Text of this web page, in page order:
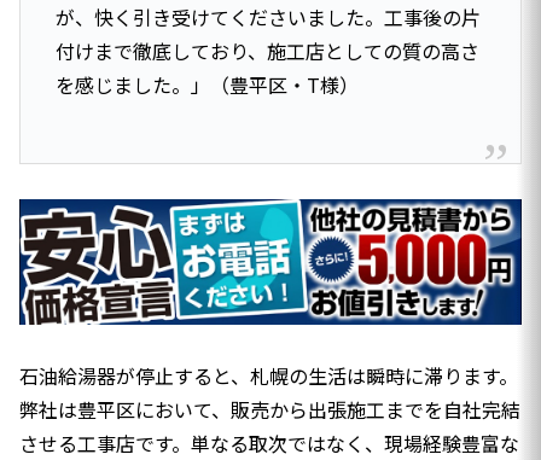
が、快く引き受けてくださいました。工事後の片
付けまで徹底しており、施工店としての質の高さ
を感じました。」（豊平区・T様）
石油給湯器が停止すると、札幌の生活は瞬時に滞ります。
弊社は豊平区において、販売から出張施工までを自社完結
させる工事店です。単なる取次ではなく、現場経験豊富な